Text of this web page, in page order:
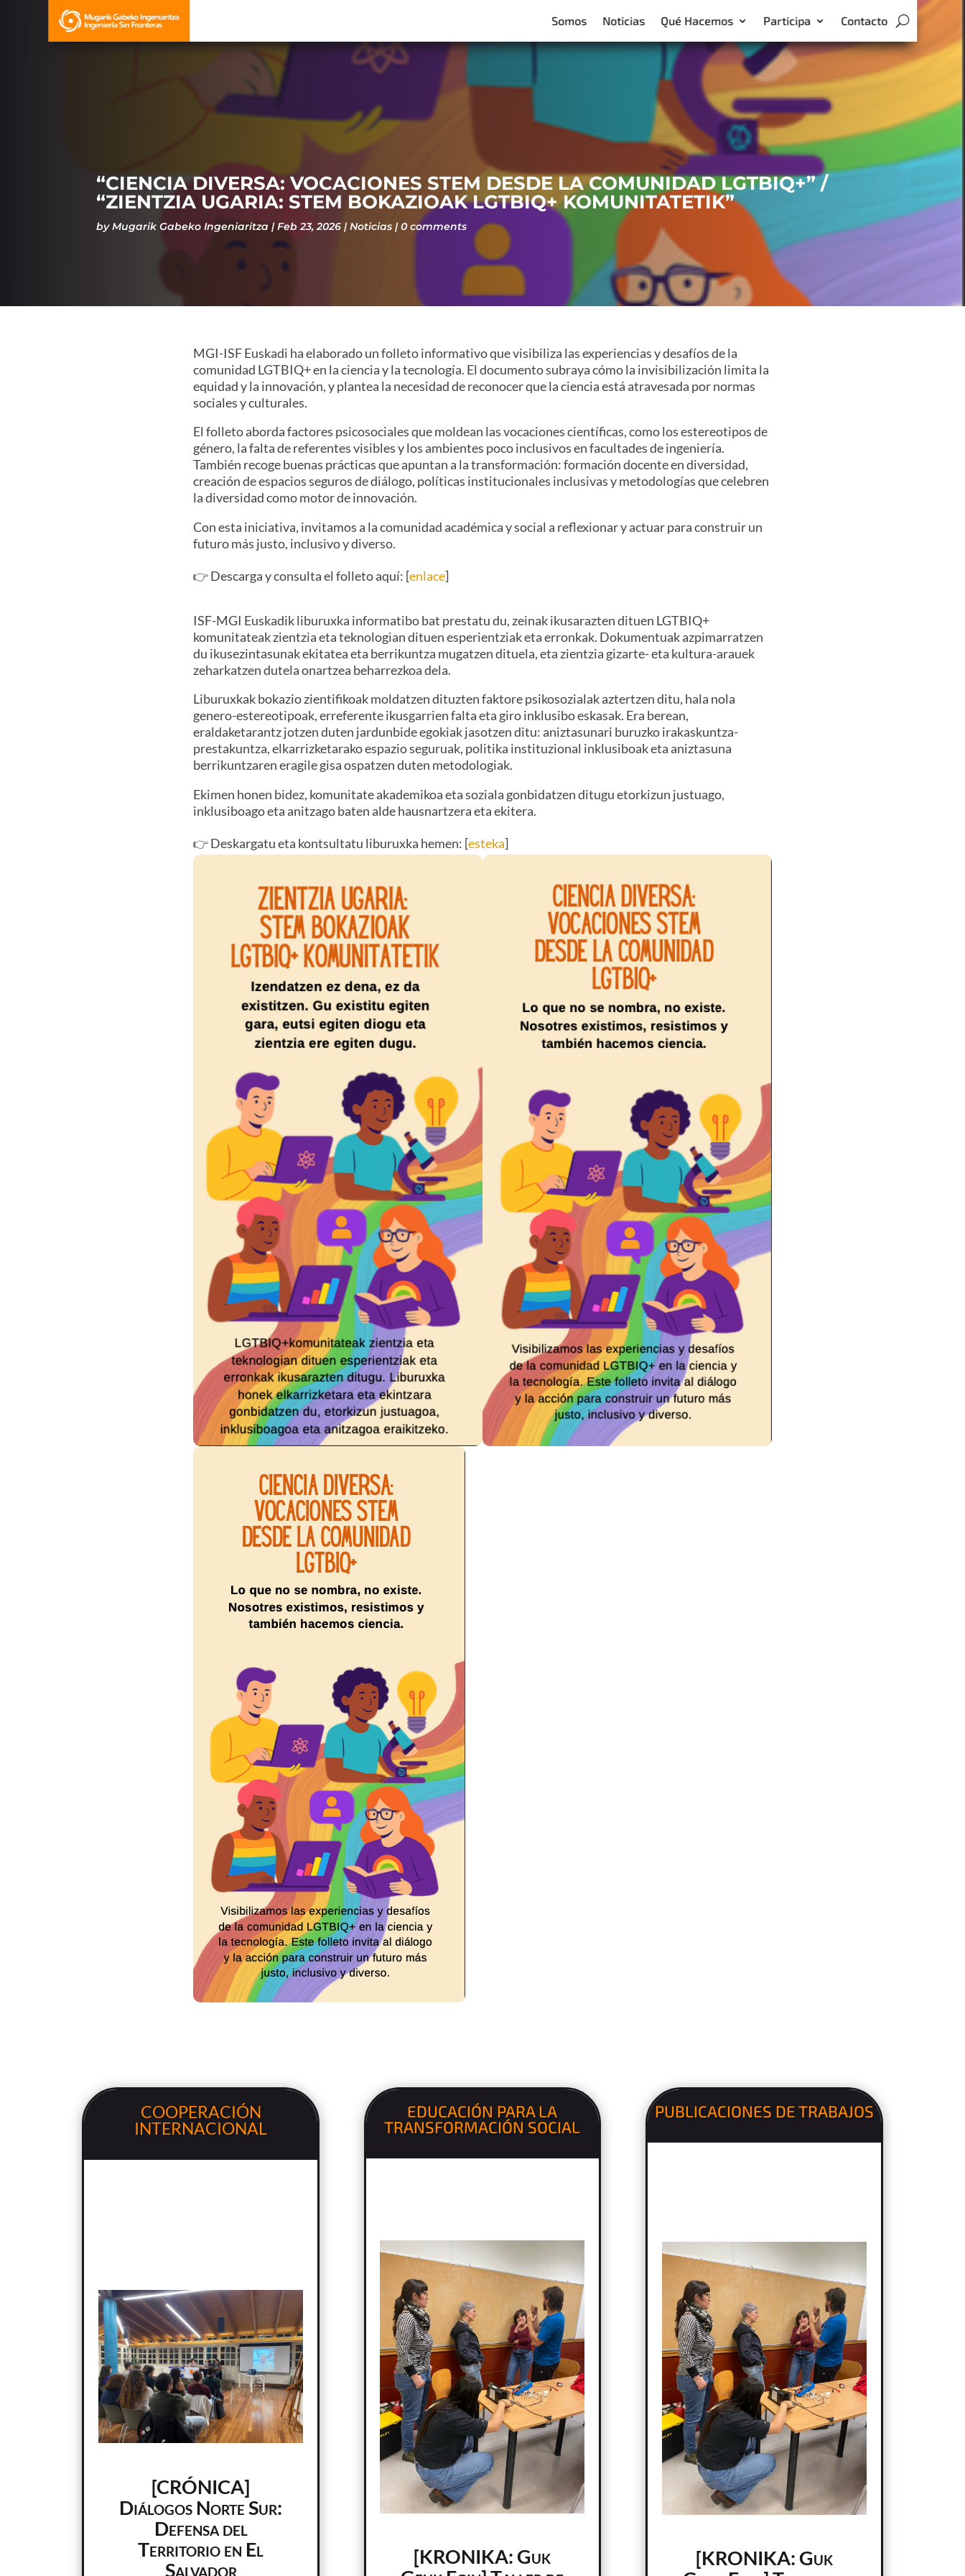
Somos Noticias Qué Hacemos Participa Contacto
“CIENCIA DIVERSA: VOCACIONES STEM DESDE LA COMUNIDAD LGTBIQ+” /
“ZIENTZIA UGARIA: STEM BOKAZIOAK LGTBIQ+ KOMUNITATETIK”
byMugarik Gabeko Ingeniaritza Feb 23, 2026 Noticias 0 comments
MGI-ISF Euskadi ha elaborado un folleto informativo que visibiliza las experiencias y desafíos de la
comunidad LGTBIQ+ en la ciencia y la tecnología. El documento subraya cómo la invisibilización limita la
equidad y la innovación, y plantea la necesidad de reconocer que la ciencia está atravesada por normas
sociales y culturales.
El folleto aborda factores psicosociales que moldean las vocaciones científicas, como los estereotipos de
género, la falta de referentes visibles y los ambientes poco inclusivos en facultades de ingeniería.
También recoge buenas prácticas que apuntan a la transformación: formación docente en diversidad,
creación de espacios seguros de diálogo, políticas institucionales inclusivas y metodologías que celebren
la diversidad como motor de innovación.
Con esta iniciativa, invitamos a la comunidad académica y social a reflexionar y actuar para construir un
futuro más justo, inclusivo y diverso.
👉 Descarga y consulta el folleto aquí: [enlace]
ISF-MGI Euskadik liburuxka informatibo bat prestatu du, zeinak ikusarazten dituen LGTBIQ+
komunitateak zientzia eta teknologian dituen esperientziak eta erronkak. Dokumentuak azpimarratzen
du ikusezintasunak ekitatea eta berrikuntza mugatzen dituela, eta zientzia gizarte- eta kultura-arauek
zeharkatzen dutela onartzea beharrezkoa dela.
Liburuxkak bokazio zientifikoak moldatzen dituzten faktore psikosozialak aztertzen ditu, hala nola
genero-estereotipoak, erreferente ikusgarrien falta eta giro inklusibo eskasak. Era berean,
eraldaketarantz jotzen duten jardunbide egokiak jasotzen ditu: aniztasunari buruzko irakaskuntza-
prestakuntza, elkarrizketarako espazio seguruak, politika instituzional inklusiboak eta aniztasuna
berrikuntzaren eragile gisa ospatzen duten metodologiak.
Ekimen honen bidez, komunitate akademikoa eta soziala gonbidatzen ditugu etorkizun justuago,
inklusiboago eta anitzago baten alde hausnartzera eta ekitera.
👉 Deskargatu eta kontsultatu liburuxka hemen: [esteka]
COOPERACIÓN
INTERNACIONAL
[CRÓNICA]
Diálogos Norte Sur:
Defensa del
Territorio en El
Salvador
EDUCACIÓN PARA LA
TRANSFORMACIÓN SOCIAL
[KRONIKA: Guk
PUBLICACIONES DE TRABAJOS
[KRONIKA: Guk